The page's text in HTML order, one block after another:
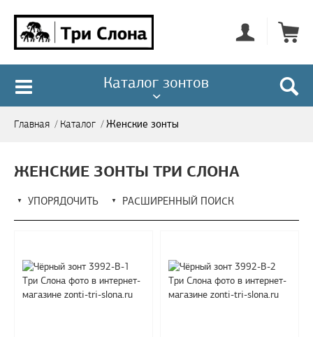
Каталог зонтов
Главная / Каталог /Женские зонты
ЖЕНСКИЕ ЗОНТЫ ТРИ СЛОНА
▼ РАСШИРЕННЫЙ ПОИСК
▼ УПОРЯДОЧИТЬ